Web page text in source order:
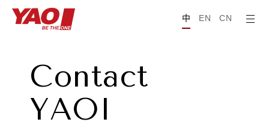
中 EN CN
Contact
YAOI